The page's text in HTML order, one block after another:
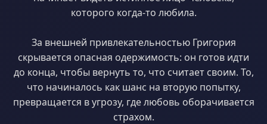
которого когда-то любила.
За внешней привлекательностью Григория
скрывается опасная одержимость: он готов идти
до конца, чтобы вернуть то, что считает своим. То,
что начиналось как шанс на вторую попытку,
превращается в угрозу, где любовь оборачивается
страхом.